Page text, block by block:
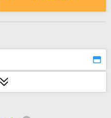
バージョン)